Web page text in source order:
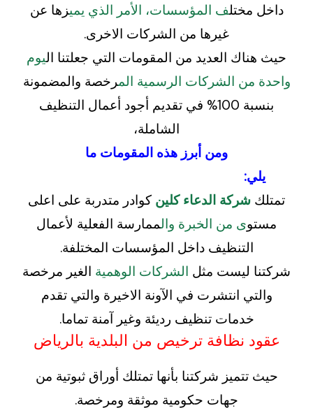
داخل مختلف المؤسسات، الأمر الذي يميزها عن
غيرها من الشركات الاخرى.
حيث هناك العديد من المقومات التي جعلتنا اليوم
واحدة من الشركات الرسمية المرخصة والمضمونة
بنسبة 100% في تقديم أجود أعمال التنظيف
الشاملة،
ومن أبرز هذه المقومات ما
يلي:
تمتلك شركة الدعاء كلين كوادر متدربة على اعلى
مستوى من الخبرة والممارسة الفعلية لأعمال
التنظيف داخل المؤسسات المختلفة.
شركتنا ليست مثل الشركات الوهمية الغير مرخصة
والتي انتشرت في الآونة الاخيرة والتي تقدم
خدمات تنظيف رديئة وغير آمنة تماما.
عقود نظافة ترخيص من البلدية بالرياض
حيث تتميز شركتنا بأنها تمتلك أوراق ثبوتية من
جهات حكومية موثقة ومرخصة.